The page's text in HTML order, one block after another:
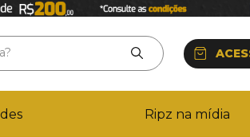
Ripz na mídia